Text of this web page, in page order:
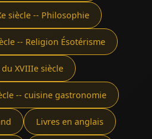
siècle -- Philosophie
-- Religion Ésotérisme
XVIIIe siècle
-- cuisine gastronomie
Livres en anglais